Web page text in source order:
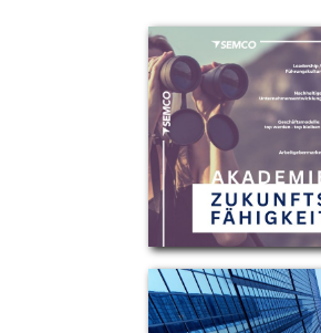
Standorte
Partner
Über uns